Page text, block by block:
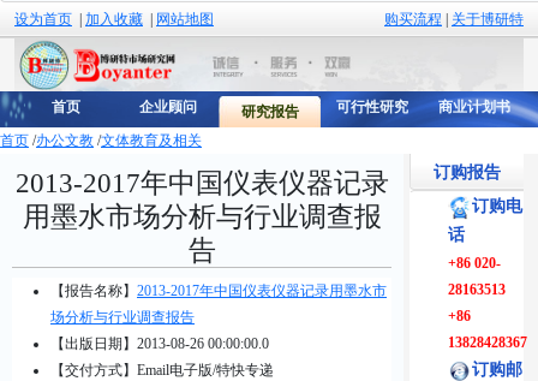
设为首页 加入收藏 网站地图 关于博研特
购买流程
首页 企业顾问 研究报告 可行性研究
商业计划书
首页 /办公文教 /文体教育及相关
2013-2017年中国仪表仪器记录
用墨水市场分析与行业调查报
告
【报告名称】 2013-2017年中国仪表仪器记录用墨水市
场分析与行业调查报告
【出版日期】2013-08-26 00:00:00.0
【交付方式】Email电子版/特快专递
订购报告
订购电
话
+86 020-
28163513
+86
13828428367
订购邮